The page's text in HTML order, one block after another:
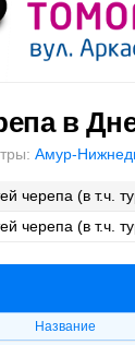
в
Амур-
черепа (в т.ч.
черепа (в т.ч.
Название